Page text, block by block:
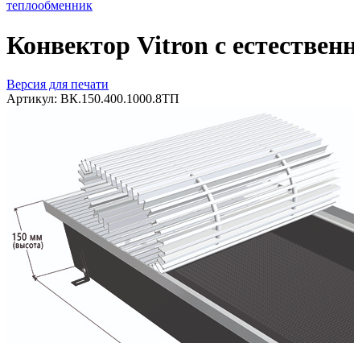
теплообменник
Конвектор Vitron с
Версия для печати
Артикул: ВК.150.400.1000.8ТП